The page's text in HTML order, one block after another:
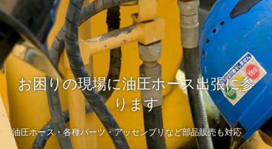
お困りの現場に油圧ホース出張に参
ります
油圧ホース・各種パーツ・アッセンブリなど部品販売も対応